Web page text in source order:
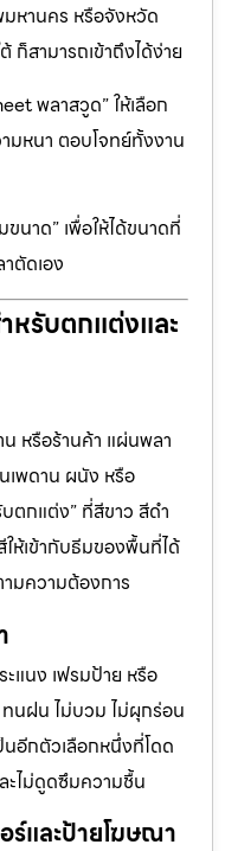
หานคร หรือจังหวัด
ก็สามารถเข้าถึงได้ง่าย
พลาสวูด” ให้เลือก
มหนา ตอบโจทย์ทั้งงาน
นาด” เพื่อให้ได้ขนาดที่
ตัดเอง
หรับตกแต่งและ
หรือร้านค้า แผ่นพลา
เพดาน ผนัง หรือ
ตกแต่ง” ที่สีขาว สีดำ
ห้เข้ากับธีมของพื้นที่ได้
มความต้องการ
แนง เฟรมป้าย หรือ
นฝน ไม่บวม ไม่ผุกร่อน
นอีกตัวเลือกหนึ่งที่โดด
ะไม่ดูดซึมความชื้น
ร์และป้ายโฆษณา